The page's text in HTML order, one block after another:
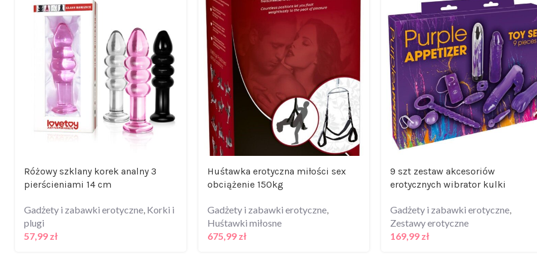
Różowy szklany korek analny 3
pierścieniami 14 cm
Gadżety i zabawki erotyczne, Korki i
plugi
57,99 zł
Huśtawka erotyczna miłości sex
obciążenie 150kg
Gadżety i zabawki erotyczne,
Huśtawki miłosne
675,99 zł
9 szt zestaw akcesoriów
erotycznych wibrator kulki
Gadżety i zabawki erotyczne,
Zestawy erotyczne
169,99 zł